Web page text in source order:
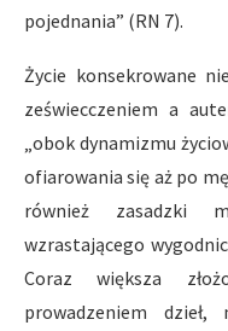
pojednania” (RN 7).
Życie konsekrowane
zeświecczeniem a
„obok dynamizmu
ofiarowania się aż po
również zasadzki
wzrastającego
Coraz większa
prowadzeniem